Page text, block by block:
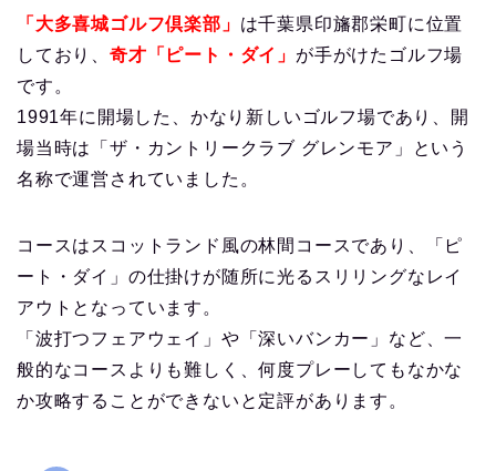
「大多喜城ゴルフ倶楽部」 は千葉県印旛郡栄町に位置
しており、 奇才「ピート・ダイ」 が手がけたゴルフ場
です。
1991年に開場した、かなり新しいゴルフ場であり、開
場当時は「ザ・カントリークラブ グレンモア」という
名称で運営されていました。
コースはスコットランド風の林間コースであり、「ピ
ート・ダイ」の仕掛けが随所に光るスリリングなレイ
アウトとなっています。
「波打つフェアウェイ」や「深いバンカー」など、一
般的なコースよりも難しく、何度プレーしてもなかな
か攻略することができないと定評があります。